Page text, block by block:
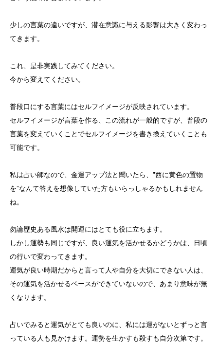
少しの言葉の違いですが、潜在意識に与える影響は大きく変わっ
てきます。
これ、是非実践してみてください。
今から変えてください。
普段口にする言葉にはセルフイメージが反映されています。
セルフイメージが言葉を作る、この流れが一般的ですが、普段の
言葉を変えていくことでセルフイメージを書き換えていくことも
可能です。
私は占い師なので、金運アップ法と聞いたら、”西に黄色の置物
を”なんて答えを想像していた方もいらっしゃるかもしれません
ね。
勿論歴史ある風水は開運にはとても役に立ちます。
しかし運勢も同じですが、良い運気を活かせるかどうかは、日頃
の行いで変わってきます。
運気が良い時期だからと言って人や自分を大切にできない人は、
その運気を活かせるベースができていないので、あまり意味が無
くなります。
占いでみると運気がとても良いのに、私には運がないとずっと言
っている人も見かけます。運勢を生かすも殺すも自分次第です。